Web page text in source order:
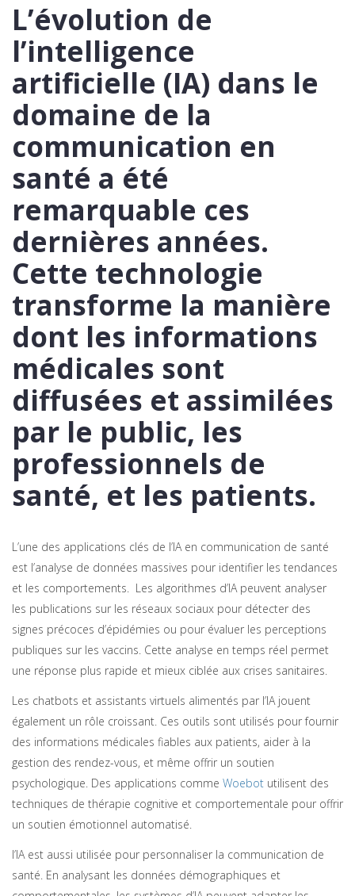
L’évolution de
l’intelligence
artificielle (IA) dans le
domaine de la
communication en
santé a été
remarquable ces
dernières années.
Cette technologie
transforme la manière
dont les informations
médicales sont
diffusées et assimilées
par le public, les
professionnels de
santé, et les patients.
L’une des applications clés de l’IA en communication de santé
est l’analyse de données massives pour identifier les tendances
et les comportements. Les algorithmes d’IA peuvent analyser
les publications sur les réseaux sociaux pour détecter des
signes précoces d’épidémies ou pour évaluer les perceptions
publiques sur les vaccins. Cette analyse en temps réel permet
une réponse plus rapide et mieux ciblée aux crises sanitaires.
Les chatbots et assistants virtuels alimentés par l’IA jouent
également un rôle croissant. Ces outils sont utilisés pour fournir
des informations médicales fiables aux patients, aider à la
gestion des rendez-vous, et même offrir un soutien
psychologique. Des applications comme Woebot utilisent des
techniques de thérapie cognitive et comportementale pour offrir
un soutien émotionnel automatisé.
l’IA est aussi utilisée pour personnaliser la communication de
santé. En analysant les données démographiques et